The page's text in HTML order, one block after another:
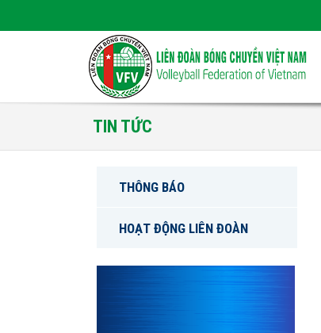
TIN TỨC
THÔNG BÁO
HOẠT ĐỘNG LIÊN ĐOÀN